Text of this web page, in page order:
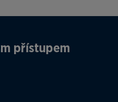
přístupem